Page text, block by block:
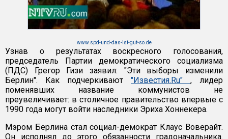
www.spd-und-das-ist-gut-so.de
Узнав о результатах воскресного голосования,
председатель Партии демократического социализма
(ПДС) Грегор Гизи заявил: "Эти выборы изменили
Берлин". Как подчеркивают "Известия.Ru" , лидер
поменявших название коммунистов не
преувеличивает: в столичное правительство впервые с
1990 года могут войти наследники Эриха Хоннекера.
Мэром Берлина стал социал-демократ Клаус Воверайт.
Он исполнял до этого обязанности градоначальника.